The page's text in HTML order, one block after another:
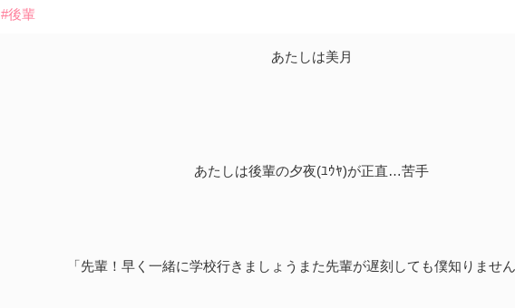
#後輩
あたしは美月
あたしは後輩の夕夜(ﾕｳﾔ)が正直…苦手
「先輩！早く一緒に学校行きましょうまた先輩が遅刻しても僕知りませ